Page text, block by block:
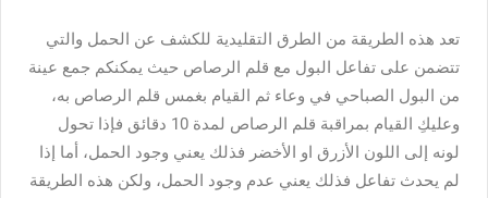
تعد هذه الطريقة من الطرق التقليدية للكشف عن الحمل والتي
تتضمن على تفاعل البول مع قلم الرصاص حيث يمكنكم جمع عينة
من البول الصباحي في وعاء ثم القيام بغمس قلم الرصاص به،
وعليكِ القيام بمراقبة قلم الرصاص لمدة 10 دقائق فإذا تحول
لونه إلى اللون الأزرق او الأخضر فذلك يعني وجود الحمل، أما إذا
لم يحدث تفاعل فذلك يعني عدم وجود الحمل، ولكن هذه الطريقة